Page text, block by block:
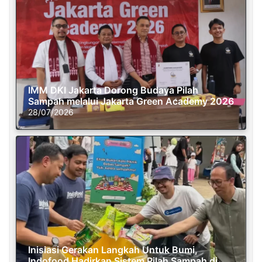
IMM DKI Jakarta Dorong Budaya Pilah
Sampah melalui Jakarta Green Academy 2026
28/07/2026
Inisiasi Gerakan Langkah Untuk Bumi,